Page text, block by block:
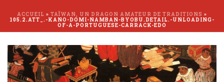
ACCUEIL » TAÏWAN, UN DRAGON AMATEUR DE TRADITIONS »
105.2.ATT_.-KANO-DOMI-NAMBAN-BYOBU.DETAIL.-UNLOADING-
OF-A-PORTUGUESE-CARRACK-EDO